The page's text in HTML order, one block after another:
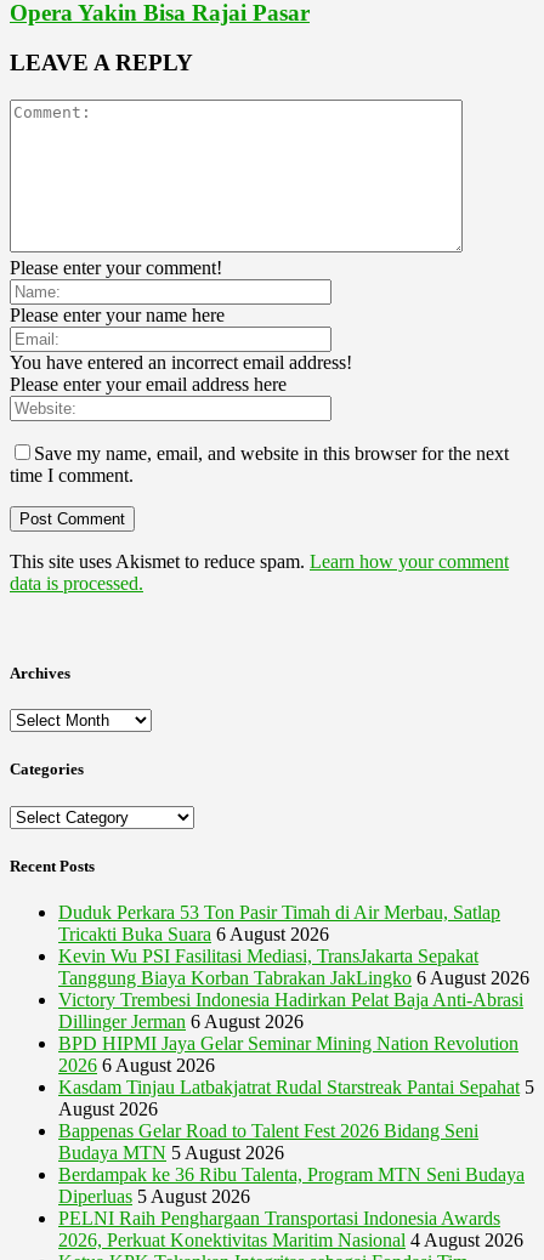
Opera Yakin Bisa Rajai Pasar
LEAVE A REPLY
Please enter your comment!
Please enter your name here
You have entered an incorrect email address!
Please enter your email address here
Save my name, email, and website in this browser for the next
time I comment.
This site uses Akismet to reduce spam. Learn how your comment
data is processed.
Archives
Archives
Categories
Categories
Recent Posts
Duduk Perkara 53 Ton Pasir Timah di Air Merbau, Satlap
Tricakti Buka Suara 6 August 2026
Kevin Wu PSI Fasilitasi Mediasi, TransJakarta Sepakat
Tanggung Biaya Korban Tabrakan JakLingko 6 August 2026
Victory Trembesi Indonesia Hadirkan Pelat Baja Anti-Abrasi
Dillinger Jerman 6 August 2026
BPD HIPMI Jaya Gelar Seminar Mining Nation Revolution
2026 6 August 2026
Kasdam Tinjau Latbakjatrat Rudal Starstreak Pantai Sepahat 5
August 2026
Bappenas Gelar Road to Talent Fest 2026 Bidang Seni
Budaya MTN 5 August 2026
Berdampak ke 36 Ribu Talenta, Program MTN Seni Budaya
Diperluas 5 August 2026
PELNI Raih Penghargaan Transportasi Indonesia Awards
2026, Perkuat Konektivitas Maritim Nasional 4 August 2026